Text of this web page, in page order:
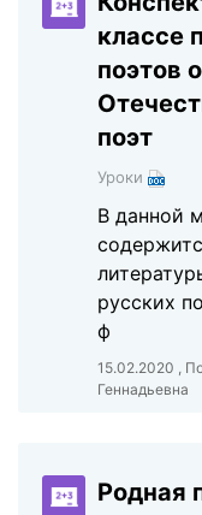
классе
поэтов
поэт
Уроки
В данной
русских
ф
15.02.2020 ,
Геннадьевна
Родная